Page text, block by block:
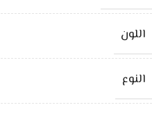
اللون
النوع